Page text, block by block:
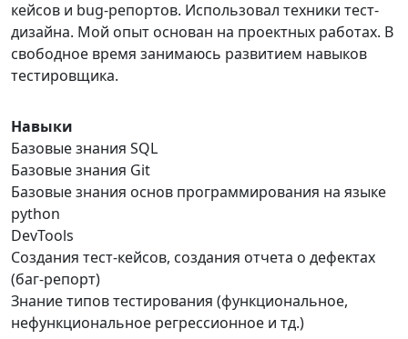
кейсов и bug-репортов. Использовал техники тест-
дизайна. Мой опыт основан на проектных работах. В
свободное время занимаюсь развитием навыков
тестировщика.
Навыки
Базовые знания SQL
Базовые знания Git
Базовые знания основ программирования на языке
python
DevTools
Создания тест-кейсов, создания отчета о дефектах
(баг-репорт)
Знание типов тестирования (функциональное,
нефункциональное регрессионное и тд.)